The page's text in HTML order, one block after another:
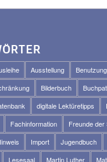
Ausstellung
Benutzung
Bilderbuch
digitale Lektüretipps
Fachinformation
Freunde der
Import Jugendbuch
Lesesaal Martin Luther